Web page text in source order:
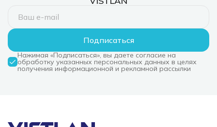
Подписаться
Нажимая «Подписаться», вы даете согласие на
обработку указанных персональных данных в целях
получения информационной и рекламной рассылки